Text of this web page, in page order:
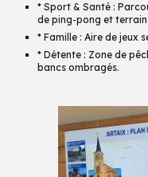
* Sport & Santé :
de ping-pong et
* Famille : Aire de jeux
* Détente : Zone de
bancs ombragés.